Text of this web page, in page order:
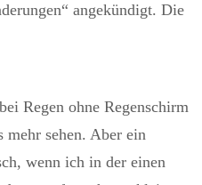
angekündigt. Die
Regen ohne Regenschirm
sehen. Aber ein
wenn ich in der einen